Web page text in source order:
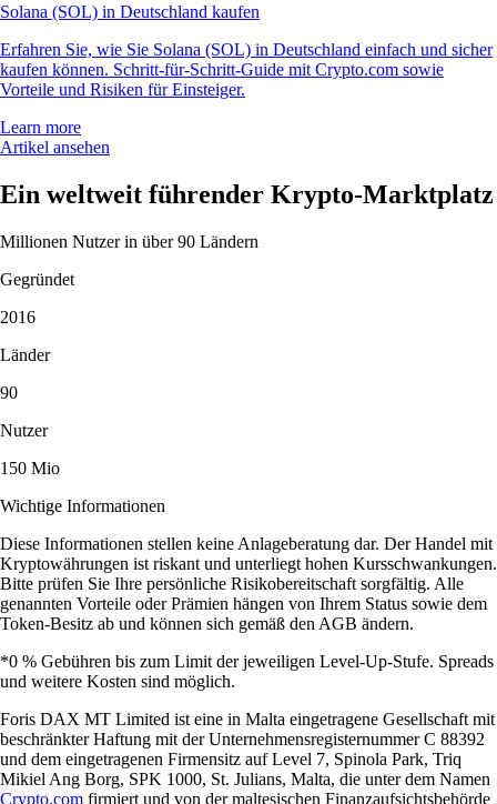
Solana (SOL) in Deutschland kaufen
Erfahren Sie, wie Sie Solana (SOL) in Deutschland einfach und sicher
kaufen können. Schritt-für-Schritt-Guide mit Crypto.com sowie
Vorteile und Risiken für Einsteiger.
Learn more
Artikel ansehen
Ein weltweit führender Krypto-Marktplatz
Millionen Nutzer in über 90 Ländern
Gegründet
2016
Länder
90
Nutzer
150 Mio
Wichtige Informationen
Diese Informationen stellen keine Anlageberatung dar. Der Handel mit
Kryptowährungen ist riskant und unterliegt hohen Kursschwankungen.
Bitte prüfen Sie Ihre persönliche Risikobereitschaft sorgfältig. Alle
genannten Vorteile oder Prämien hängen von Ihrem Status sowie dem
Token-Besitz ab und können sich gemäß den AGB ändern.
*0 % Gebühren bis zum Limit der jeweiligen Level-Up-Stufe. Spreads
und weitere Kosten sind möglich.
Foris DAX MT Limited ist eine in Malta eingetragene Gesellschaft mit
beschränkter Haftung mit der Unternehmensregisternummer C 88392
und dem eingetragenen Firmensitz auf Level 7, Spinola Park, Triq
Mikiel Ang Borg, SPK 1000, St. Julians, Malta, die unter dem Namen
Crypto.com firmiert und von der maltesischen Finanzaufsichtsbehörde